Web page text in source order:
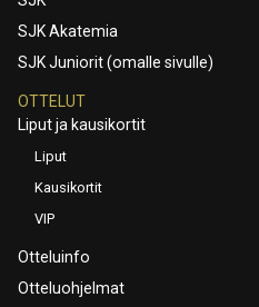
SJK Akatemia
SJK Juniorit (omalle sivulle)
OTTELUT
Liput ja kausikortit
Liput
Kausikortit
VIP
Otteluinfo
Otteluohjelmat